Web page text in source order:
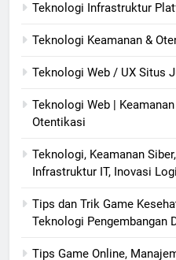
Teknologi Infrastruktur
Teknologi Keamanan &
Teknologi Web / UX Situs
Teknologi Web |
Otentikasi
Teknologi, Keamanan
Infrastruktur IT, Inovasi
Tips dan Trik Game
Teknologi Pengembangan
Tips Game Online,